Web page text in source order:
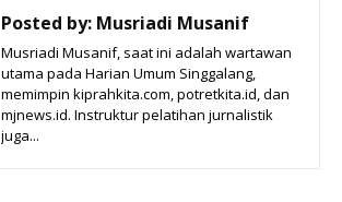
Posted by: Musriadi Musanif
Musriadi Musanif, saat ini adalah wartawan
utama pada Harian Umum Singgalang,
memimpin kiprahkita.com, potretkita.id, dan
mjnews.id. Instruktur pelatihan jurnalistik
juga...